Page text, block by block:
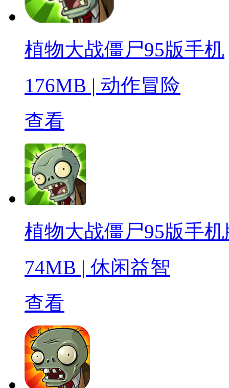
植物大战僵尸95版手机
176MB | 动作冒险
查看
植物大战僵尸95版手机
74MB | 休闲益智
查看